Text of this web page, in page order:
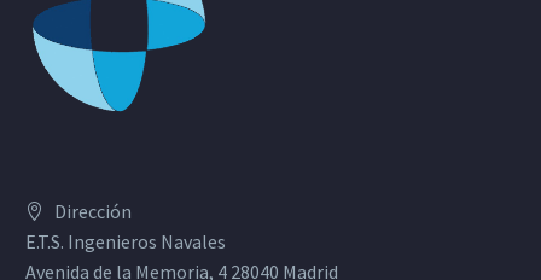
Dirección
E.T.S. Ingenieros Navales
Avenida de la Memoria, 4 28040 Madrid